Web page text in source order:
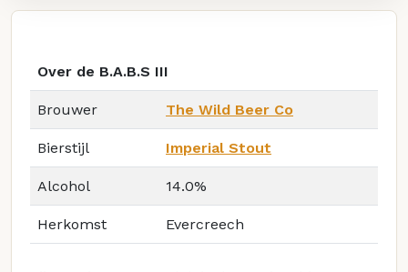
Over de B.A.B.S III
Brouwer The Wild Beer Co
Bierstijl Imperial Stout
Alcohol 14.0%
Herkomst Evercreech